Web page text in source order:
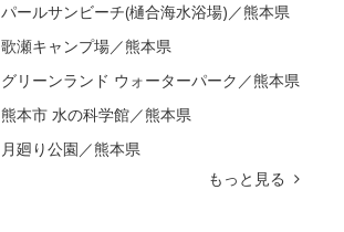
パールサンビーチ(樋合海水浴場)／熊本県
歌瀬キャンプ場／熊本県
グリーンランド ウォーターパーク／熊本県
熊本市 水の科学館／熊本県
月廻り公園／熊本県
もっと見る